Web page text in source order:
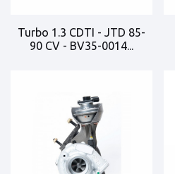
Turbo 1.3 CDTI - JTD 85-
90 CV - BV35-0014...